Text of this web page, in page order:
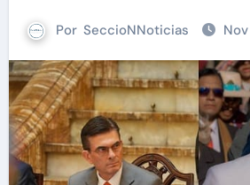
Por SeccioNNoticias